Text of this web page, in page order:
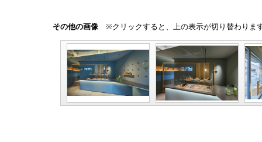
その他の画像 ※クリックすると、上の表示が切り替わりま